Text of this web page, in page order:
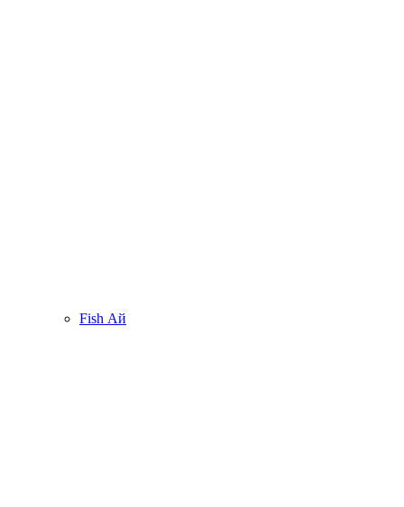
Fish Ай